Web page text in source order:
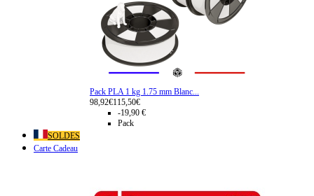
Pack PLA 1 kg 1.75 mm Blanc...
98,92€115,50€
-19,90 €
Pack
SOLDES
Carte Cadeau